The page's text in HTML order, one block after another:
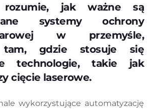
rozumie, jak ważne są
systemy ochrony
w przemyśle,
tam, gdzie stosuje się
technologie, takie jak
cięcie laserowe.
wykorzystujące automatyzację